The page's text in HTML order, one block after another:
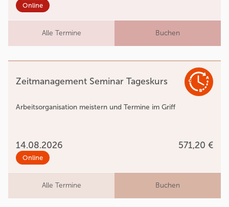
Online
Alle Termine Buchen
Zeitmanagement Seminar Tageskurs
Arbeitsorganisation meistern und Termine im Griff
14.08.2026 571,20 €
Online
Alle Termine Buchen